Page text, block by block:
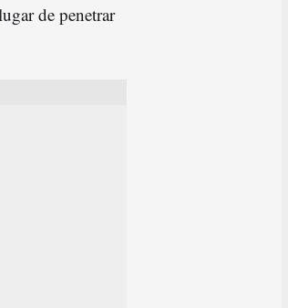
de penetrar